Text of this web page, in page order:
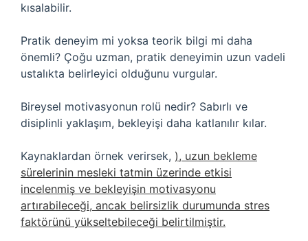
kısalabilir.
Pratik deneyim mi yoksa teorik bilgi mi daha
önemli? Çoğu uzman, pratik deneyimin uzun vadeli
ustalıkta belirleyici olduğunu vurgular.
Bireysel motivasyonun rolü nedir? Sabırlı ve
disiplinli yaklaşım, bekleyişi daha katlanılır kılar.
Kaynaklardan örnek verirsek, ), uzun bekleme
sürelerinin mesleki tatmin üzerinde etkisi
incelenmiş ve bekleyişin motivasyonu
artırabileceği, ancak belirsizlik durumunda stres
faktörünü yükseltebileceği belirtilmiştir.